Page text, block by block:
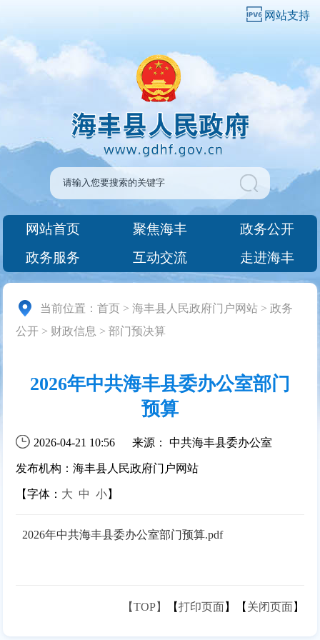
网站支持
网站首页 聚焦海丰
政务公开
政务服务
互动交流 走进海丰
当前位置：首页 >海丰县人民政府门户网站 >政务
公开 > 财政信息 >部门预决算
2026年中共海丰县委办公室部门
预算
2026-04-21 10:56 来源： 中共海丰县委办公室
发布机构：海丰县人民政府门户网站
【字体： 大 中 小】
2026年中共海丰县委办公室部门预算.pdf
【TOP】 【打印页面】【 关闭页面】